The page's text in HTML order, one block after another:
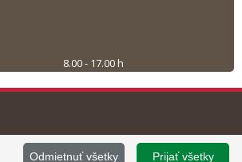
8.00 - 17.00 h
Prevádzku stránky
Prijať všetky
Odmietnuť všetky